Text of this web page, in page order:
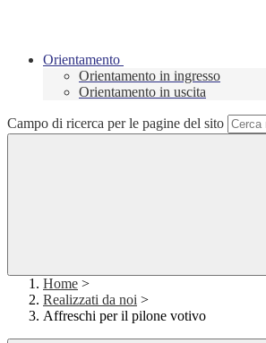
Orientamento
Orientamento in ingresso
Orientamento in uscita
Campo di ricerca per le pagine del sito
Home >
Realizzati da noi >
Affreschi per il pilone votivo